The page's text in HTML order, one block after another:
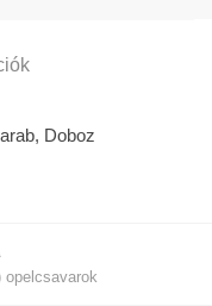
Doboz
opelcsavarok